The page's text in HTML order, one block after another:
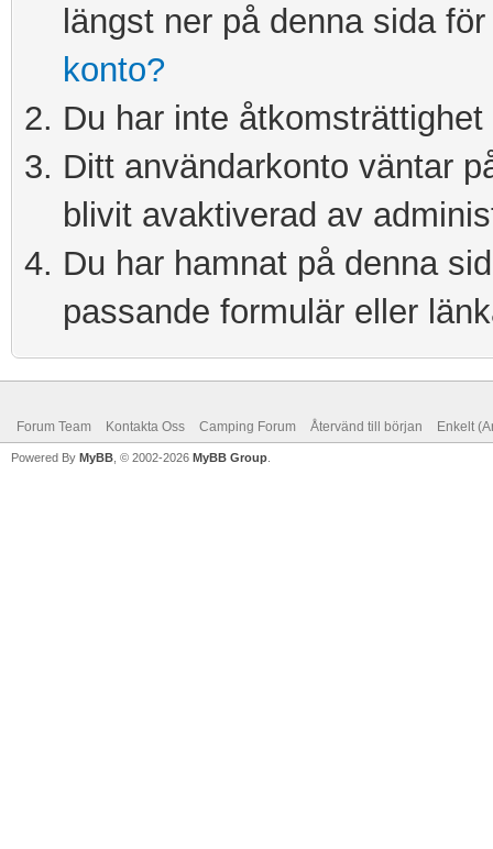
längst ner på denna sida
konto?
Du har inte
Ditt användarkonto väntar
blivit avaktiverad av
Du har hamnat på denna
passande formulär eller
Forum Team Kontakta Oss Camping Forum Återvänd till början Enkelt
Powered By MyBB , © 2002-2026 MyBB Group